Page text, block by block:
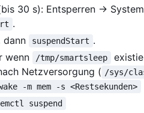
30 s): Entsperren →
.
dann suspendStart .
wenn /tmp/smartsleep
Netzversorgung ( /sys/
-m mem -s <Restsekunden>
suspend